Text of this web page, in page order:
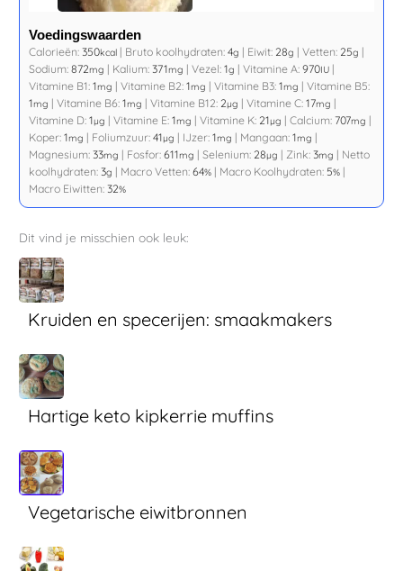
Voedingswaarden
Calorieën:350kcal | Bruto koolhydraten:4g | Eiwit: 28g |Vetten: 25g |
Sodium:872mg | Kalium:371mg |Vezel:1g |Vitamine A:970IU |
Vitamine B1:1mg |Vitamine B2:1mg |Vitamine B3:1mg |Vitamine B5:
1mg |Vitamine B6:1mg |Vitamine B12: 2µg |Vitamine C:17mg |
Vitamine D:1µg |Vitamine E:1mg |Vitamine K: 21µg |Calcium: 707mg |
Koper:1mg | Foliumzuur:41µg | IJzer:1mg | Mangaan:1mg |
Magnesium:33mg | Fosfor:611mg |Selenium: 28µg |Zink:3mg | Netto
koolhydraten:3g | Macro Vetten:64% | Macro Koolhydraten: 5% |
Macro Eiwitten:32%
Dit vind je misschien ook leuk:
Kruiden en specerijen: smaakmakers
Hartige keto kipkerrie muffins
Vegetarische eiwitbronnen